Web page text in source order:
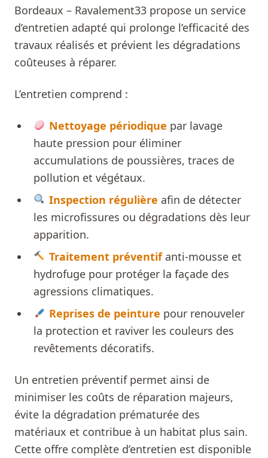
Bordeaux – Ravalement33 propose un service
d’entretien adapté qui prolonge l’efficacité des
travaux réalisés et prévient les dégradations
coûteuses à réparer.
L’entretien comprend :
Nettoyage périodique par lavage
haute pression pour éliminer
accumulations de poussières, traces de
pollution et végétaux.
Inspection régulière afin de détecter
les microfissures ou dégradations dès leur
apparition.
Traitement préventifanti-mousse et
hydrofuge pour protéger la façade des
agressions climatiques.
Reprises de peinture pour renouveler
la protection et raviver les couleurs des
revêtements décoratifs.
Un entretien préventif permet ainsi de
minimiser les coûts de réparation majeurs,
évite la dégradation prématurée des
matériaux et contribue à un habitat plus sain.
Cette offre complète d’entretien est disponible